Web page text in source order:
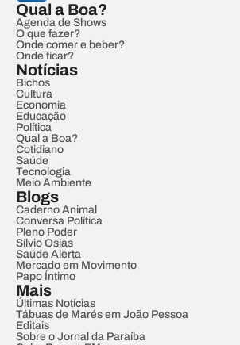
Qual a Boa?
Agenda de Shows
O que fazer?
Onde comer e beber?
Onde ficar?
Notícias
Bichos
Cultura
Economia
Educação
Política
Qual a Boa?
Cotidiano
Saúde
Tecnologia
Meio Ambiente
Blogs
Caderno Animal
Conversa Política
Pleno Poder
Sílvio Osias
Saúde Alerta
Mercado em Movimento
Papo Íntimo
Mais
Últimas Notícias
Tábuas de Marés em João Pessoa
Editais
Sobre o Jornal da Paraíba